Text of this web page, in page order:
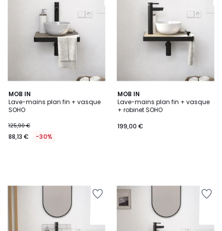
MOB IN
Lave-mains plan fin + vasque
SOHO
125,90 €
88,13 € -30%
MOB IN
Lave-mains plan fin + vasque
+ robinet SOHO
199,00 €